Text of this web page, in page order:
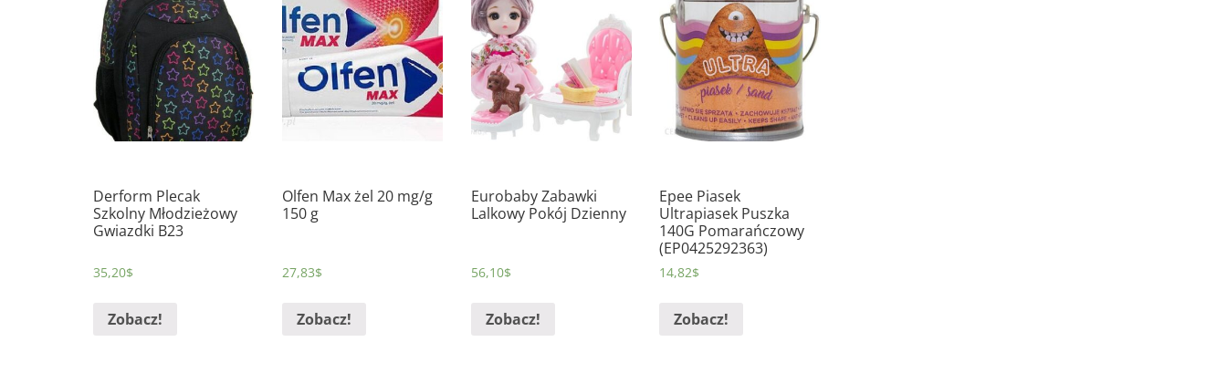
Derform Plecak
Szkolny Młodzieżowy
Gwiazdki B23
35,20$
Zobacz!
Olfen Max żel 20 mg/g
150 g
27,83$
Zobacz!
Eurobaby Zabawki
Lalkowy Pokój Dzienny
56,10$
Zobacz!
Epee Piasek
Ultrapiasek Puszka
140G Pomarańczowy
(EP0425292363)
14,82$
Zobacz!